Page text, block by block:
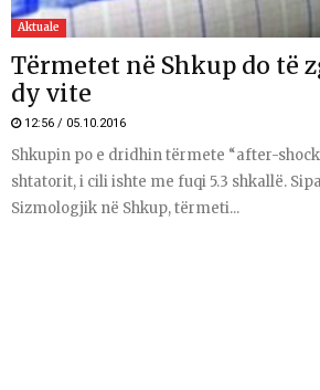
Aktuale
Tërmetet në Shkup do të
dy vite
12:56 / 05.10.2016
Shkupin po e dridhin tërmete “after-
shtatorit, i cili ishte me fuqi 5.3 shkallë.
Sizmologjik në Shkup, tërmeti...